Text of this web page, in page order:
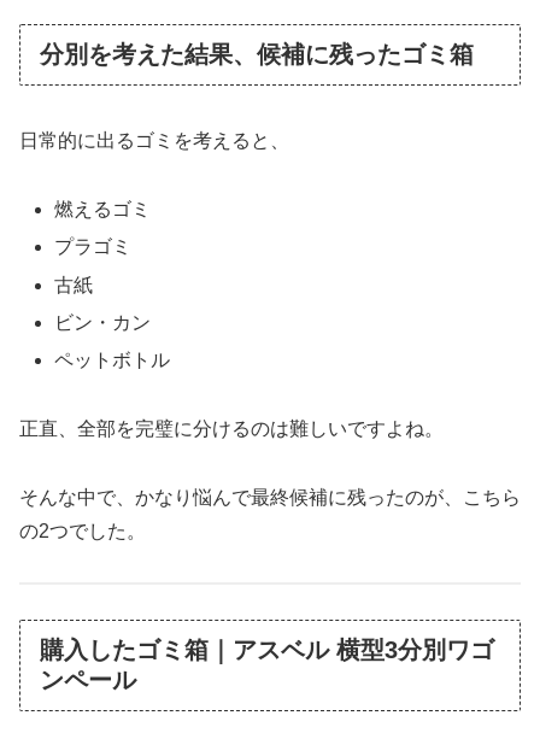
分別を考えた結果、候補に残ったゴミ箱
日常的に出るゴミを考えると、
燃えるゴミ
プラゴミ
古紙
ビン・カン
ペットボトル
正直、全部を完璧に分けるのは難しいですよね。
そんな中で、かなり悩んで最終候補に残ったのが、こちら
の2つでした。
購入したゴミ箱｜アスベル 横型3分別ワゴ
ンペール